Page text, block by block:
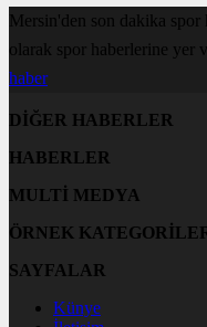
Mersin'den son dakika spor
olarak spor haberlerine yer
haber
DİĞER HABERLER
HABERLER
MULTİ MEDYA
ÖRNEK
SAYFALAR
Künye